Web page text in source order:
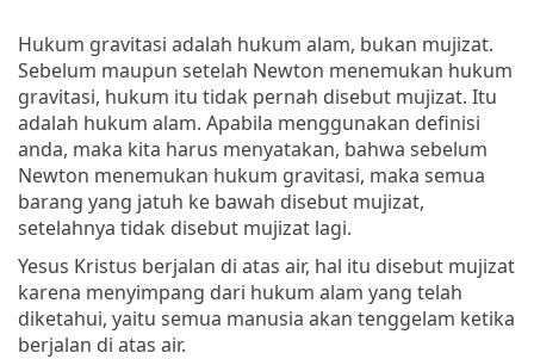
Hukum gravitasi adalah hukum alam, bukan mujizat.
Sebelum maupun setelah Newton menemukan hukum
gravitasi, hukum itu tidak pernah disebut mujizat. Itu
adalah hukum alam. Apabila menggunakan definisi
anda, maka kita harus menyatakan, bahwa sebelum
Newton menemukan hukum gravitasi, maka semua
barang yang jatuh ke bawah disebut mujizat,
setelahnya tidak disebut mujizat lagi.
Yesus Kristus berjalan di atas air, hal itu disebut mujizat
karena menyimpang dari hukum alam yang telah
diketahui, yaitu semua manusia akan tenggelam ketika
berjalan di atas air.